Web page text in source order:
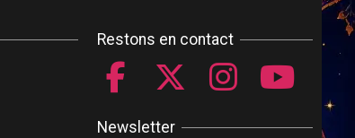
Restons en contact
Newsletter